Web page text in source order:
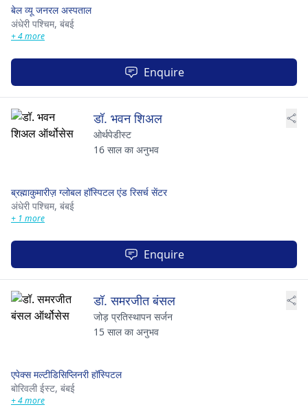
बेल व्यू जनरल अस्पताल
अंधेरी पश्चिम, बंबई
+ 4 more
Enquire
डॉ. भवन शिअल
ओर्थपेडीस्ट
16 साल का अनुभव
ब्रह्माकुमारीज़ ग्लोबल हॉस्पिटल एंड रिसर्च सेंटर
अंधेरी पश्चिम, बंबई
+ 1 more
Enquire
डॉ. समरजीत बंसल
जोड़ प्रतिस्थापन सर्जन
15 साल का अनुभव
एपेक्स मल्टीडिसिप्लिनरी हॉस्पिटल
बोरिवली ईस्ट, बंबई
+ 4 more